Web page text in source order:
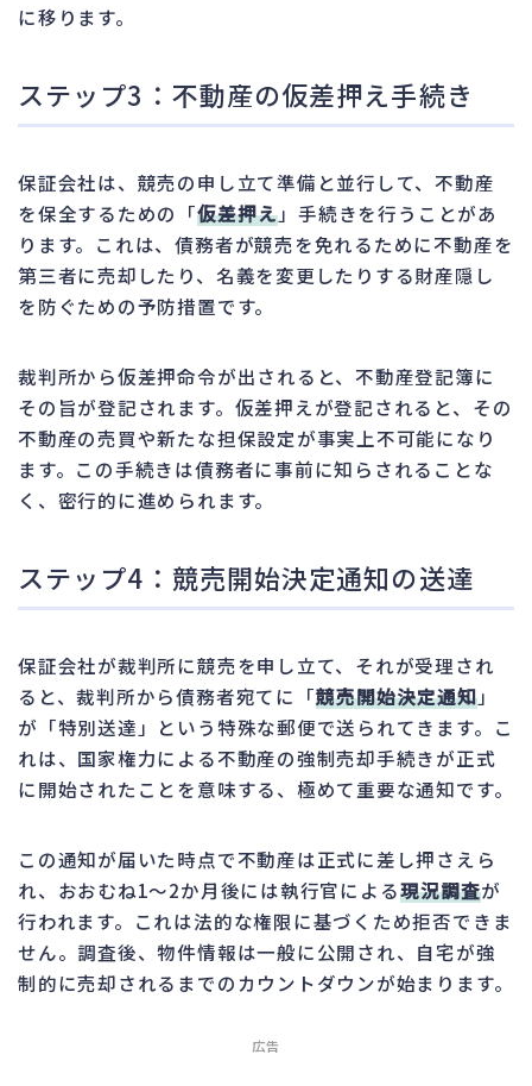
に移ります。
ステップ3：不動産の仮差押え手続き
保証会社は、競売の申し立て準備と並行して、不動産
を保全するための「仮差押え」手続きを行うことがあ
ります。これは、債務者が競売を免れるために不動産を
第三者に売却したり、名義を変更したりする財産隠し
を防ぐための予防措置です。
裁判所から仮差押命令が出されると、不動産登記簿に
その旨が登記されます。仮差押えが登記されると、その
不動産の売買や新たな担保設定が事実上不可能になり
ます。この手続きは債務者に事前に知らされることな
く、密行的に進められます。
ステップ4：競売開始決定通知の送達
保証会社が裁判所に競売を申し立て、それが受理され
ると、裁判所から債務者宛てに「競売開始決定通知」
が「特別送達」という特殊な郵便で送られてきます。こ
れは、国家権力による不動産の強制売却手続きが正式
に開始されたことを意味する、極めて重要な通知です。
この通知が届いた時点で不動産は正式に差し押さえら
れ、おおむね1〜2か月後には執行官による現況調査が
行われます。これは法的な権限に基づくため拒否できま
せん。調査後、物件情報は一般に公開され、自宅が強
制的に売却されるまでのカウントダウンが始まります。
広告